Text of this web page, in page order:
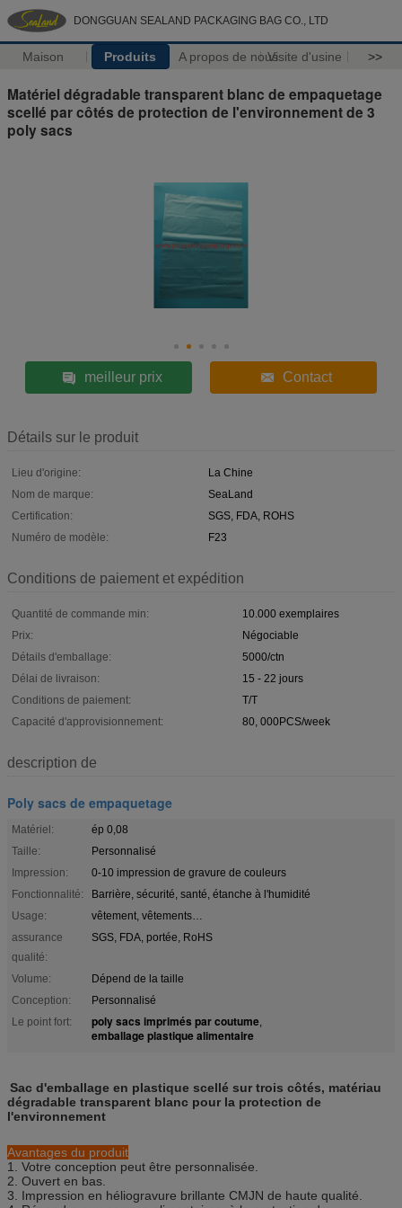
DONGGUAN SEALAND PACKAGING BAG CO., LTD
Maison Produits A propos de nousVisite d'usine >>
Matériel dégradable transparent blanc de empaquetage
scellé par côtés de protection de l'environnement de 3
poly sacs
meilleur prix Contact
Détails sur le produit
Lieu d'origine:
La Chine
Nom de marque:
SeaLand
Certification:
SGS, FDA, ROHS
Numéro de modèle:
F23
Conditions de paiement et expédition
Quantité de commande min:
10.000 exemplaires
Prix:
Négociable
Détails d'emballage:
5000/ctn
Délai de livraison:
15 - 22 jours
Conditions de paiement:
T/T
Capacité d'approvisionnement:
80, 000PCS/week
description de
Poly sacs de empaquetage
Matériel:
ép 0,08
Taille:
Personnalisé
Impression:
0-10 impression de gravure de couleurs
Fonctionnalité:
Barrière, sécurité, santé, étanche à l'humidité
Usage:
vêtement, vêtements…
assurance
qualité:
SGS, FDA, portée, RoHS
Volume:
Dépend de la taille
Conception:
Personnalisé
Le point fort:
poly sacs imprimés par coutume,
emballage plastique alimentaire
Sac d'emballage en plastique scellé sur trois côtés, matériau
dégradable transparent blanc pour la protection de
l'environnement
Avantages du produit
1. Votre conception peut être personnalisée
2. Ouvert en bas
3. Impression en héliogravure brillante CMJN de haute qualité